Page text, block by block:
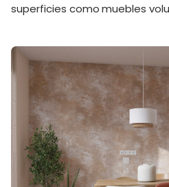
superficies como muebles